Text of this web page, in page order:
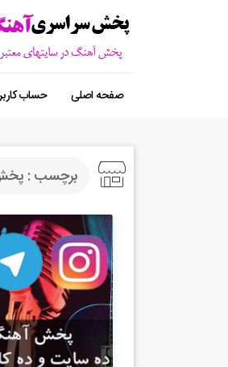
صفحه اصلی حساب
برچسب :